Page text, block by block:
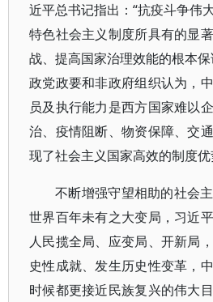
近平总书记指出：“抗疫斗争伟
特色社会主义制度所具有的显
战、提高国家治理效能的根本
政党政要和非政府组织认为，
员及执行能力是西方国家难以
治、疫情阻断、物资保障、交
现了社会主义国家高效的制度优
不断增强守望相助的社会
世界百年未有之大变局，习近
人民揽全局、应变局、开新局
史性成就、发生历史性变革，
时候都更接近民族复兴的伟大